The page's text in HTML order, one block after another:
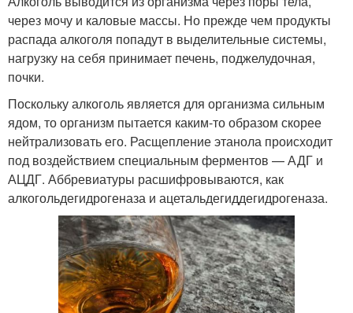
через мочу и каловые массы. Но прежде чем продукты
распада алкоголя попадут в выделительные системы,
нагрузку на себя принимает печень, поджелудочная,
почки.
Поскольку алкоголь является для организма сильным
ядом, то организм пытается каким-то образом скорее
нейтрализовать его. Расщепление этанола происходит
под воздействием специальным ферментов — АДГ и
АЦДГ. Аббревиатуры расшифровываются, как
алкогольдегидрогеназа и ацетальдегиддегидрогеназа.